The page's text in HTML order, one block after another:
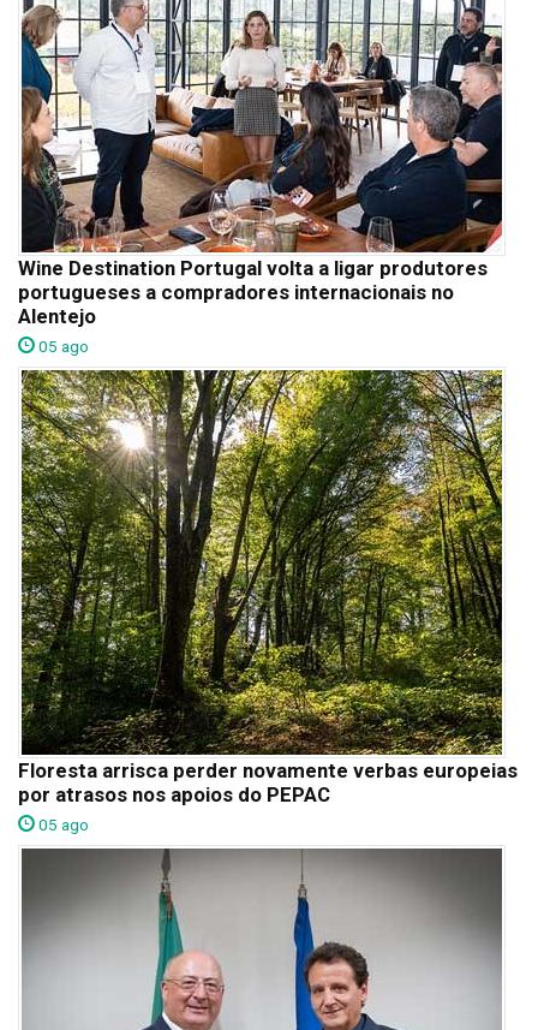
Wine Destination Portugal volta a ligar produtores
portugueses a compradores internacionais no
Alentejo
05 ago
Floresta arrisca perder novamente verbas europeias
por atrasos nos apoios do PEPAC
05 ago